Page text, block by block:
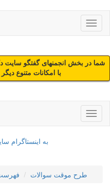
شما در بخش انجمنهای گفتگو سایت
با امکانات متنوع
طرح موقت سوالات